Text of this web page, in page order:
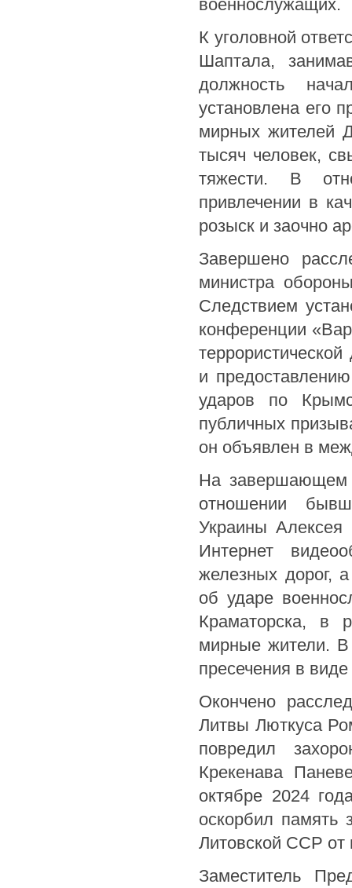
военнослужащих.
К уголовной
Шаптала,
должность
установлена его
мирных жителей
тысяч человек,
тяжести. В
привлечении в
розыск и заочно
Завершено
министра
Следствием
конференции
и
ударов по
публичных
он объявлен в
На завершающем
отношении
Украины Алексея
Интернет
железных дорог,
об ударе
Краматорска, в
мирные жители. В
пресечения в
Окончено
Литвы Люткуса
повредил
Крекенава
октябре 2024
оскорбил память
Литовской ССР от
Заместитель